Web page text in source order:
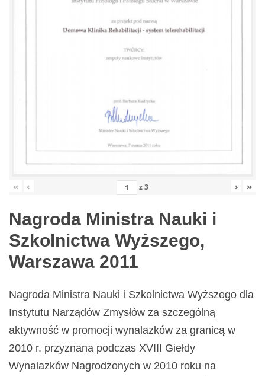
« ‹ z3 › »
Nagroda Ministra Nauki i
Szkolnictwa Wyższego,
Warszawa 2011
Nagroda Ministra Nauki i Szkolnictwa Wyższego dla
Instytutu Narządów Zmysłów za szczególną
aktywność w promocji wynalazków za granicą w
2010 r. przyznana podczas XVIII Giełdy
Wynalazków Nagrodzonych w 2010 roku na